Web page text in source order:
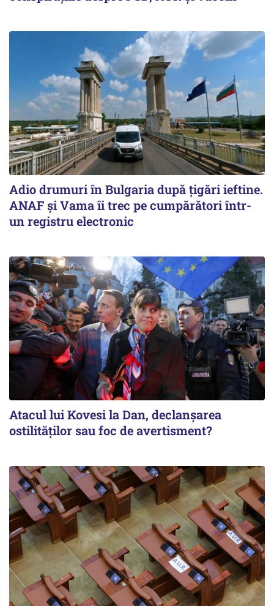
Adio drumuri în Bulgaria după țigări ieftine.
ANAF și Vama îi trec pe cumpărători într-
un registru electronic
Atacul lui Kovesi la Dan, declanșarea
ostilităților sau foc de avertisment?